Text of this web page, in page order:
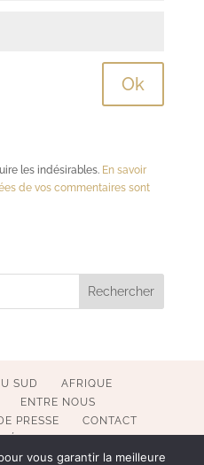
les indésirables. En savoir
de vos commentaires sont
SUD
AFRIQUE
ENTRE NOUS
PRESSE
CONTACT
vous garantir la meilleure